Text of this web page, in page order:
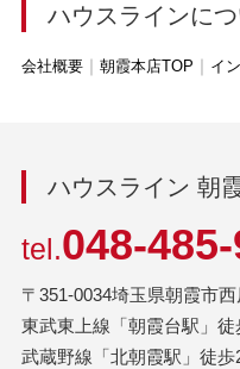
ハウスラインに
会社概要 朝霞本店TOP イ
ハウスライン 朝
tel.048-
〒351-0034埼玉県朝霞市
東武東上線「朝霞台駅」徒
武蔵野線「北朝霞駅」徒歩